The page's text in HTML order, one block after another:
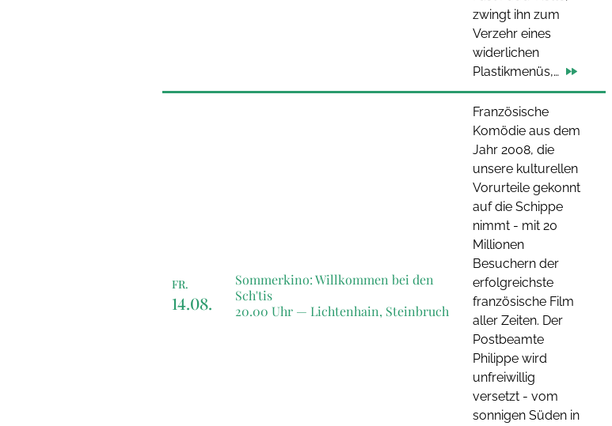
zwingt ihn zum
Verzehr eines
widerlichen
Plastikmenüs,…
FR.
14.08.
Sommerkino: Willkommen bei den
Sch'tis
20.00 Uhr — Lichtenhain, Steinbruch
Französische
Komödie aus dem
Jahr 2008, die
unsere kulturellen
Vorurteile gekonnt
auf die Schippe
nimmt - mit 20
Millionen
Besuchern der
erfolgreichste
französische Film
aller Zeiten. Der
Postbeamte
Philippe wird
unfreiwillig
versetzt - vom
sonnigen Süden in